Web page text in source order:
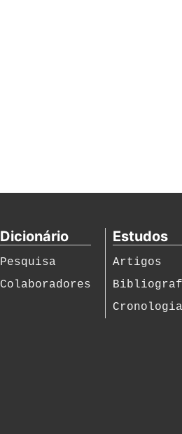
Dicionário
Pesquisa
Colaboradores
Estudos
Artigos